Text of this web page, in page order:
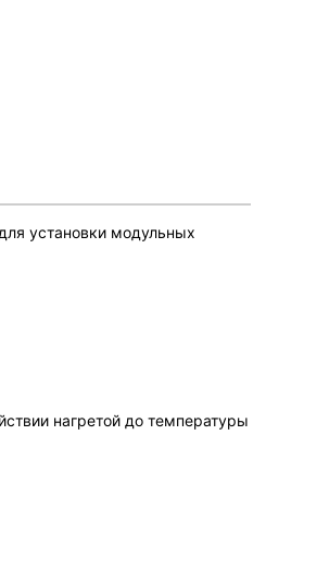
установки модульных
нагретой до температуры